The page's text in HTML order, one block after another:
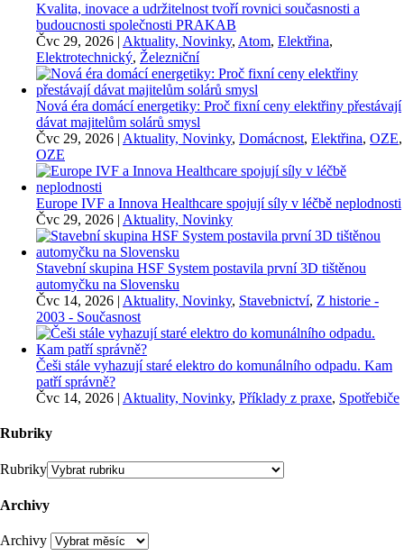
Kvalita, inovace a udržitelnost tvoří rovnici současnosti a
budoucnosti společnosti PRAKAB
Čvc 29, 2026 | Aktuality, Novinky, Atom, Elektřina,
Elektrotechnický, Železniční
Nová éra domácí energetiky: Proč fixní ceny elektřiny přestávají
dávat majitelům solárů smysl
Čvc 29, 2026 | Aktuality, Novinky, Domácnost, Elektřina, OZE,
OZE
Europe IVF a Innova Healthcare spojují síly v léčbě neplodnosti
Čvc 29, 2026 | Aktuality, Novinky
Stavební skupina HSF System postavila první 3D tištěnou
automyčku na Slovensku
Čvc 14, 2026 | Aktuality, Novinky, Stavebnictví, Z historie -
2003 - Současnost
Češi stále vyhazují staré elektro do komunálního odpadu. Kam
patří správně?
Čvc 14, 2026 | Aktuality, Novinky, Příklady z praxe, Spotřebiče
Rubriky
Rubriky
Archivy
Archivy